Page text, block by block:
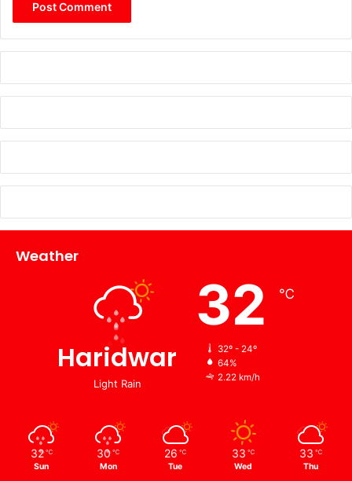
Weather
Haridwar
Light Rain
32 ℃
32º - 24º
64%
2.22 km/h
32 ℃
Sun
30 ℃
Mon
26 ℃
Tue
33 ℃
Wed
33 ℃
Thu